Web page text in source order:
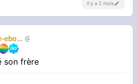
il y a 2 mois
agriculteur-love-ebony
son frère